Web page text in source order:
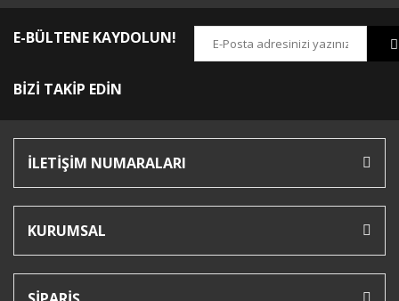
E-BÜLTENE KAYDOLUN!
BİZİ TAKİP EDİN
İLETİŞİM NUMARALARI
KURUMSAL